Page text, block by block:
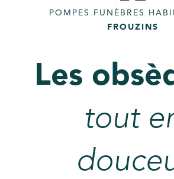
POMPES FUNÈBRES
FROUZINS
Les
tout